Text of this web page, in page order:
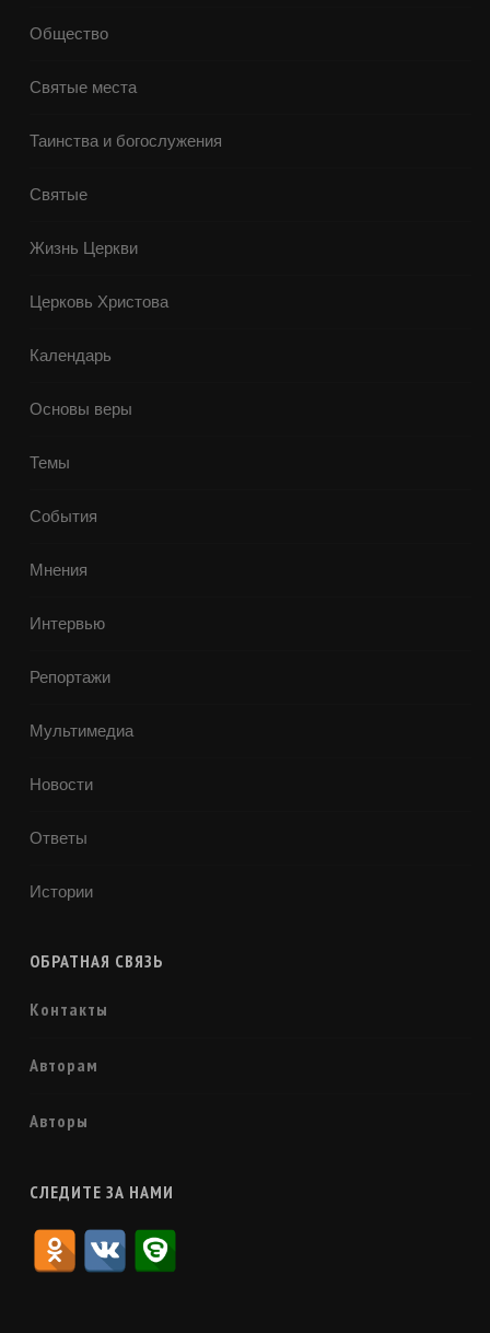
Общество
Святые места
Таинства и богослужения
Святые
Жизнь Церкви
Церковь Христова
Календарь
Основы веры
Темы
События
Мнения
Интервью
Репортажи
Мультимедиа
Новости
Ответы
Истории
ОБРАТНАЯ СВЯЗЬ
Контакты
Авторам
Авторы
СЛЕДИТЕ ЗА НАМИ